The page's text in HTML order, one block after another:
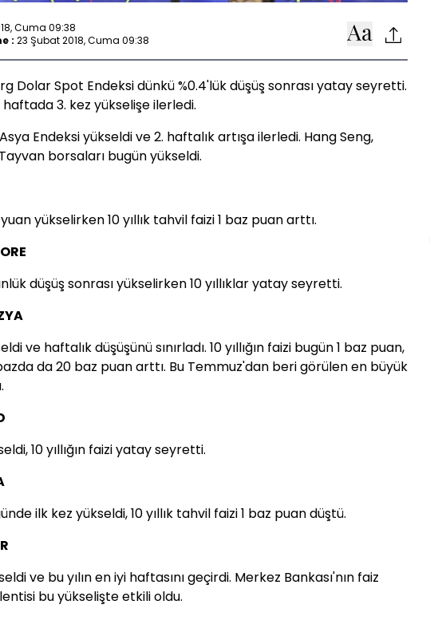
Cuma 09:38
: 23 Şubat 2018, Cuma 09:38
Dolar Spot Endeksi dünkü %0.4'lük düşüş sonrası yatay seyretti.
3. kez yükselişe ilerledi.
Endeksi yükseldi ve 2. haftalık artışa ilerledi. Hang Seng,
borsaları bugün yükseldi.
yükselirken 10 yıllık tahvil faizi 1 baz puan arttı.
düşüş sonrası yükselirken 10 yıllıklar yatay seyretti.
ve haftalık düşüşünü sınırladı. 10 yıllığın faizi bugün 1 baz puan,
da 20 baz puan arttı. Bu Temmuz'dan beri görülen en büyük
10 yıllığın faizi yatay seyretti.
ilk kez yükseldi, 10 yıllık tahvil faizi 1 baz puan düştü.
ve bu yılın en iyi haftasını geçirdi. Merkez Bankası'nın faiz
bu yükselişte etkili oldu.